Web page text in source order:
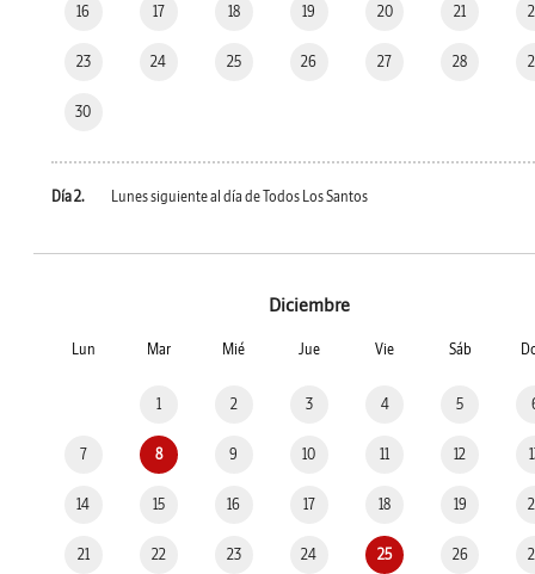
16 17 18 19 20 21
23 24 25 26 27 28
30
Día 2. Lunes siguiente al día de Todos Los Santos
Diciembre
Lun Mar Mié Jue Vie Sáb
1 2 3 4 5
7 8 9 10 11 12
14 15 16 17 18 19
21 22 23 24 25 26